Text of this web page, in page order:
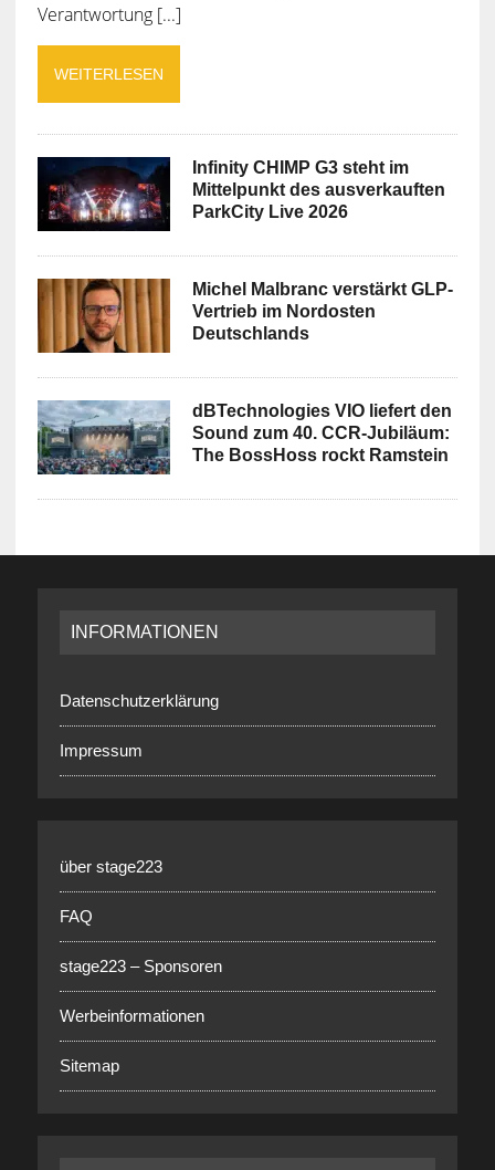
Verantwortung [...]
WEITERLESEN
Infinity CHIMP G3 steht im
Mittelpunkt des ausverkauften
ParkCity Live 2026
Michel Malbranc verstärkt GLP-
Vertrieb im Nordosten
Deutschlands
dBTechnologies VIO liefert den
Sound zum 40. CCR-Jubiläum:
The BossHoss rockt Ramstein
INFORMATIONEN
Datenschutzerklärung
Impressum
über stage223
FAQ
stage223 – Sponsoren
Werbeinformationen
Sitemap